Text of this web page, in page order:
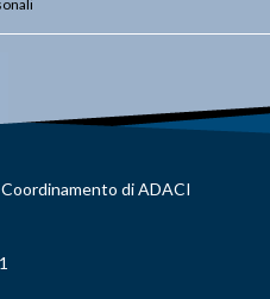
di ADACI